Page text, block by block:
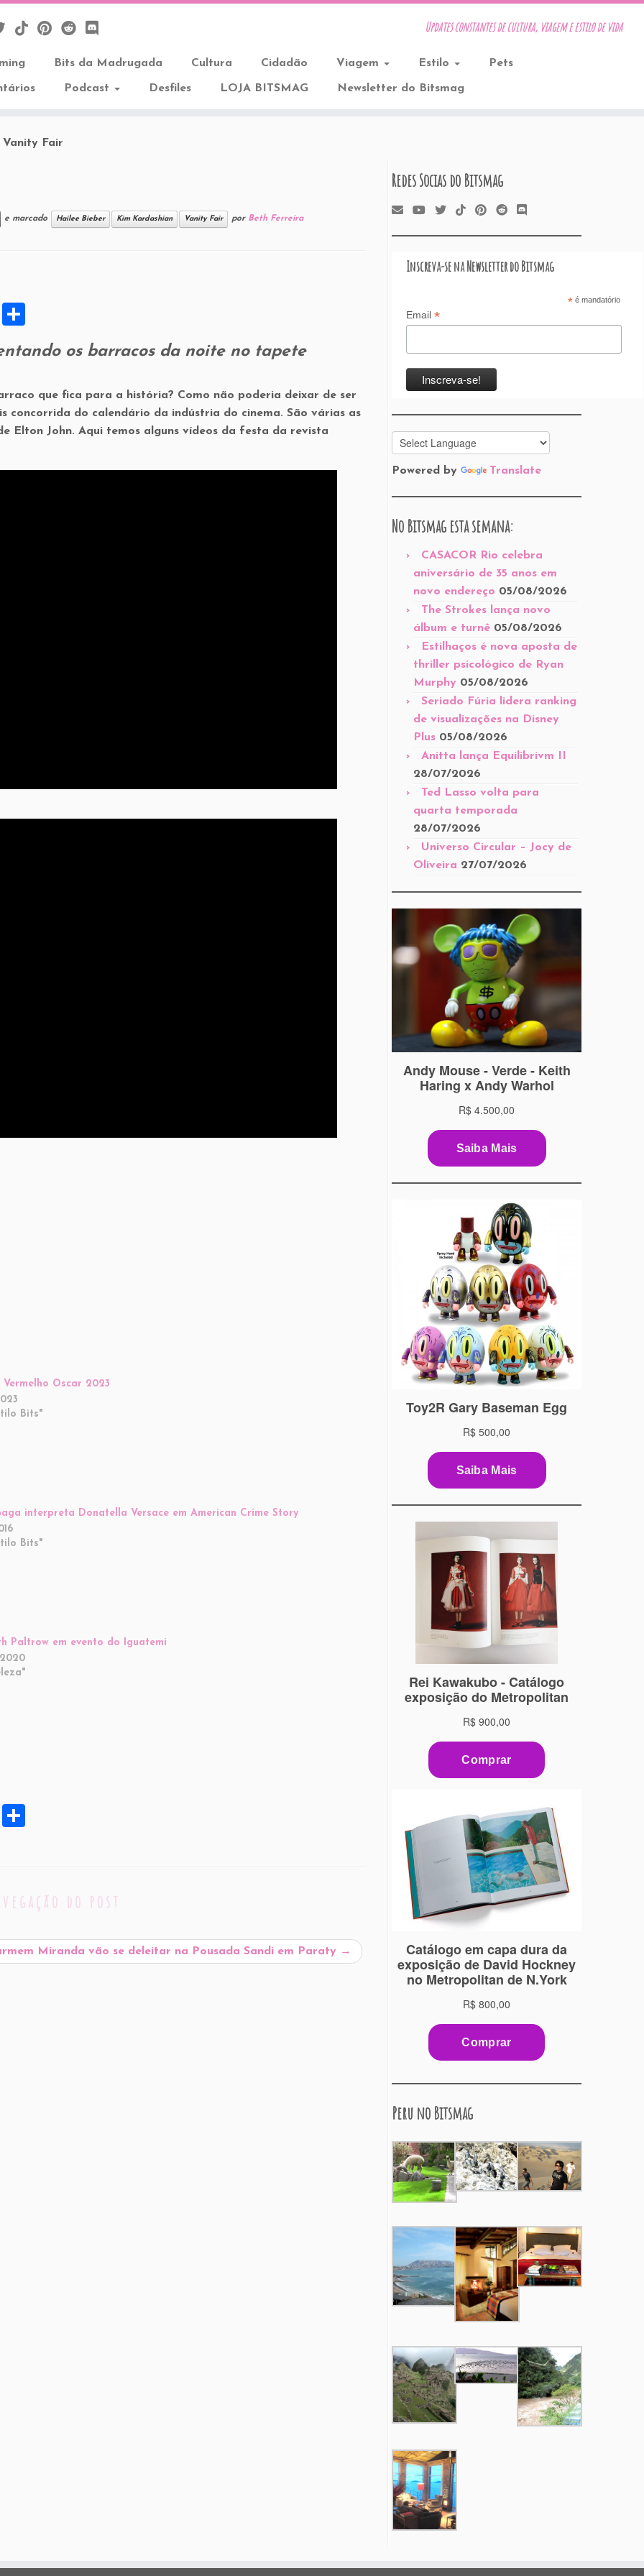
Updates constantes de cultura, viagem e estilo de vida
Bits da Madrugada Cultura Cidadão Viagem Estilo Pets
Podcast Desfiles LOJA BITSMAG Newsletter do Bitsmag
Vanity Fair
e marcado Hailee Bieber Kim Kardashian Vanity Fair por Beth Ferreira
X
ar
os barracos da noite no tapete
que fica para a história? Como não poderia deixar de ser
concorrida do calendário da indústria do cinema. São várias as
Elton John. Aqui temos alguns vídeos da festa da revista
Vermelho Oscar 2023
Bits"
interpreta Donatella Versace em American Crime Story
Bits"
Paltrow em evento do Iguatemi
X
do post
Miranda vão se deleitar na Pousada Sandi em Paraty →
Redes Socias do Bitsmag
Inscreva-se na Newsletter do Bitsmag
*é mandatório
Email *
Powered by Translate
No Bitsmag esta semana:
CASACOR Rio celebra
aniversário de 35 anos em
novo endereço 05/08/2026
The Strokes lança novo
álbum e turnê 05/08/2026
Estilhaços é nova aposta de
thriller psicológico de Ryan
Murphy 05/08/2026
Seriado Fúria lidera ranking
de visualizações na Disney
Plus 05/08/2026
Anitta lança Equilibrivm II
28/07/2026
Ted Lasso volta para
quarta temporada
28/07/2026
Universo Circular – Jocy de
Oliveira 27/07/2026
Peru no Bitsmag